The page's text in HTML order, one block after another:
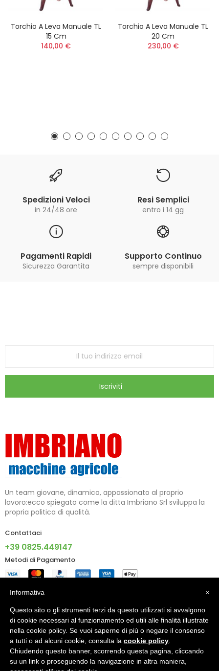
Torchio A Leva Manuale TL
15 Cm
140,00 €
Torchio A Leva Manuale TL
20 Cm
230,00 €
Spedizioni Veloci
in 24/48 ore
Resi Semplici
entro i 14 gg
Pagamenti Rapidi
Sicurezza Garantita
Supporto Continuo
sempre disponibili
Iscriviti
Un team giovane, dinamico, appassionato al proprio
lavoro:ecco spiegato come la ditta Imbriano Srl sviluppa la
propria politica di qualità.
Contattaci
+39 0825.449147
Metodi di Pagamento
Informazioni
Account
© 2024 - IMBRIANO S.R.L. PI 02805090640 - Made With ♥ By
X5G Digital Agency
×
Informativa
Questo sito o gli strumenti terzi da questo utilizzati si avvalgono
di cookie necessari al funzionamento ed utili alle finalità illustrate
nella cookie policy. Se vuoi saperne di più o negare il consenso
a tutti o ad alcuni cookie, consulta la cookie policy
Chiudendo questo banner, scorrendo questa pagina, cliccando
su un link o proseguendo la navigazione in altra maniera,